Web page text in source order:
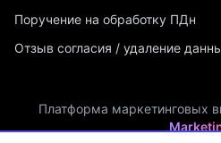
Поручение на обработку ПДн
Отзыв согласия / удаление
Платформа маркетинговых